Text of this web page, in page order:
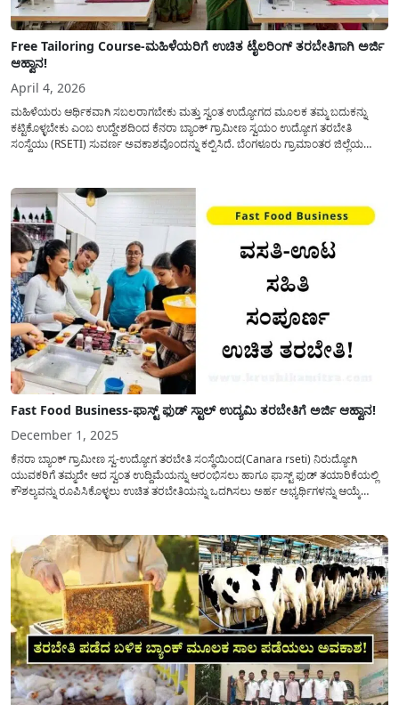
Free Tailoring Course-ಮಹಿಳೆಯರಿಗೆ ಉಚಿತ ಟೈಲರಿಂಗ್‌ ತರಬೇತಿಗಾಗಿ ಅರ್ಜಿ
ಆಹ್ವಾನ!
April 4, 2026
ಮಹಿಳೆಯರು ಆರ್ಥಿಕವಾಗಿ ಸಬಲರಾಗಬೇಕು ಮತ್ತು ಸ್ವಂತ ಉದ್ಯೋಗದ ಮೂಲಕ ತಮ್ಮ ಬದುಕನ್ನು
ಕಟ್ಟಿಕೊಳ್ಳಬೇಕು ಎಂಬ ಉದ್ದೇಶದಿಂದ ಕೆನರಾ ಬ್ಯಾಂಕ್ ಗ್ರಾಮೀಣ ಸ್ವಯಂ ಉದ್ಯೋಗ ತರಬೇತಿ
ಸಂಸ್ಥೆಯು (RSETI) ಸುವರ್ಣ ಅವಕಾಶವೊಂದನ್ನು ಕಲ್ಪಿಸಿದೆ. ಬೆಂಗಳೂರು ಗ್ರಾಮಾಂತರ ಜಿಲ್ಲೆಯ
Fast Food Business-ಫಾಸ್ಟ್ ಫುಡ್ ಸ್ಟಾಲ್ ಉದ್ಯಮಿ ತರಬೇತಿಗೆ ಅರ್ಜಿ ಆಹ್ವಾನ!
December 1, 2025
ಕೆನರಾ ಬ್ಯಾಂಕ್ ಗ್ರಾಮೀಣ ಸ್ವ-ಉದ್ಯೋಗ ತರಬೇತಿ ಸಂಸ್ಥೆಯಿಂದ(Canara rseti) ನಿರುದ್ಯೋಗಿ
ಯುವಕರಿಗೆ ತಮ್ಮದೇ ಆದ ಸ್ವಂತ ಉದ್ದಿಮೆಯನ್ನು ಆರಂಭಿಸಲು ಹಾಗೂ ಫಾಸ್ಟ್ ಫುಡ್ ತಯಾರಿಕೆಯಲ್ಲಿ
ಕೌಶಲ್ಯವನ್ನು ರೂಪಿಸಿಕೊಳ್ಳಲು ಉಚಿತ ತರಬೇತಿಯನ್ನು ಒದಗಿಸಲು ಅರ್ಹ ಅಭ್ಯರ್ಥಿಗಳನ್ನು ಆಯ್ಕೆ